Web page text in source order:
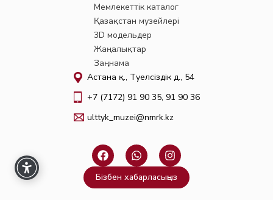
Мемлекеттік каталог
Қазақстан музейлері
3D модельдер
Жаңалықтар
Заңнама
Астана қ., Тәуелсіздік д., 54
+7 (7172) 91 90 35, 91 90 36
ulttyk_muzei@nmrk.kz
F
a
c
e
W
h
a
t
I
n
t
Бізбен хабарласыңыз